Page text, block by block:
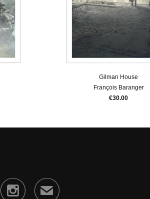
Gilman House
François Baranger
€30.00